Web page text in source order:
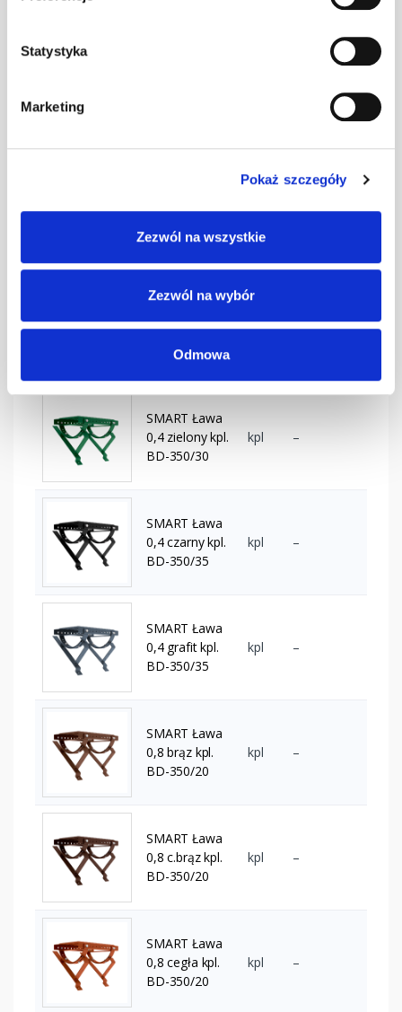
Statystyka
Marketing
Pokaż szczegóły
Zezwól na wszystkie
Zezwól na wybór
Odmowa
SMART Ława
BD-350/30
0,4 kasztan kpl.
BD-350/30
kpl –
SMART Ława
0,4 zielony kpl.
BD-350/30
kpl –
SMART Ława
0,4 czarny kpl.
BD-350/35
kpl –
SMART Ława
0,4 grafit kpl.
BD-350/35
kpl –
SMART Ława
0,8 brąz kpl.
BD-350/20
kpl –
SMART Ława
0,8 c.brąz kpl.
BD-350/20
kpl –
SMART Ława
0,8 cegła kpl.
BD-350/20
kpl –